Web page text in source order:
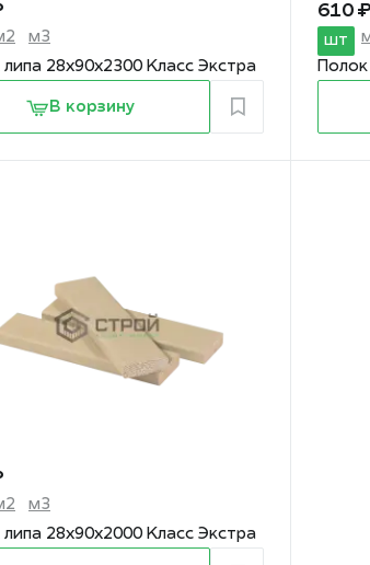
м3
28х90х2300 Класс Экстра
В корзину
610 ₽
шт
Полок
м3
28х90х2000 Класс Экстра